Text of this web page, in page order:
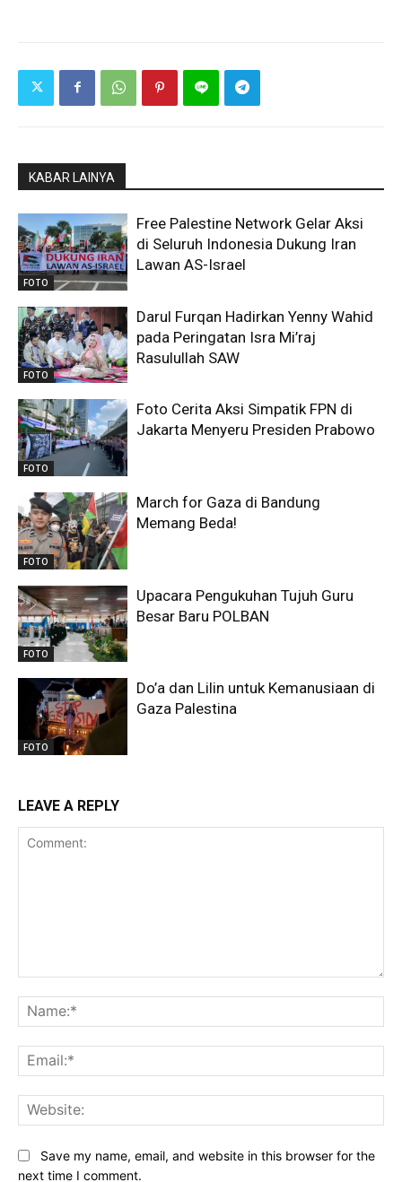
KABAR LAINYA
FOTO
Free Palestine Network Gelar Aksi
di Seluruh Indonesia Dukung Iran
Lawan AS-Israel
FOTO
Darul Furqan Hadirkan Yenny Wahid
pada Peringatan Isra Mi’raj
Rasulullah SAW
FOTO
Foto Cerita Aksi Simpatik FPN di
Jakarta Menyeru Presiden Prabowo
FOTO
March for Gaza di Bandung
Memang Beda!
FOTO
Upacara Pengukuhan Tujuh Guru
Besar Baru POLBAN
FOTO
Do’a dan Lilin untuk Kemanusiaan di
Gaza Palestina
LEAVE A REPLY
Save my name, email, and website in this browser for the
next time I comment.